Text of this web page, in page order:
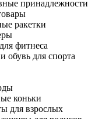
принадлежности
ракетки
фитнеса
обувь для спорта
коньки
для взрослых